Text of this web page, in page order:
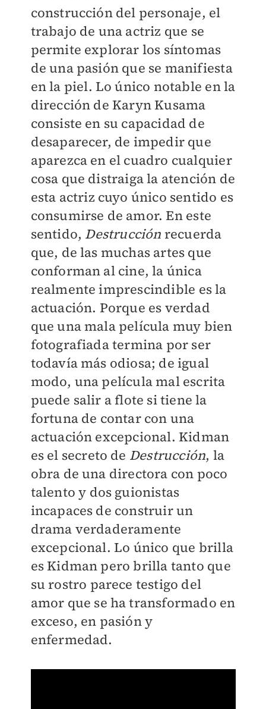
construcción del personaje, el
trabajo de una actriz que se
permite explorar los síntomas
de una pasión que se manifiesta
en la piel. Lo único notable en la
dirección de Karyn Kusama
consiste en su capacidad de
desaparecer, de impedir que
aparezca en el cuadro cualquier
cosa que distraiga la atención de
esta actriz cuyo único sentido es
consumirse de amor. En este
sentido, Destrucción recuerda
que, de las muchas artes que
conforman al cine, la única
realmente imprescindible es la
actuación. Porque es verdad
que una mala película muy bien
fotografiada termina por ser
todavía más odiosa; de igual
modo, una película mal escrita
puede salir a flote si tiene la
fortuna de contar con una
actuación excepcional. Kidman
es el secreto de Destrucción, la
obra de una directora con poco
talento y dos guionistas
incapaces de construir un
drama verdaderamente
excepcional. Lo único que brilla
es Kidman pero brilla tanto que
su rostro parece testigo del
amor que se ha transformado en
exceso, en pasión y
enfermedad.